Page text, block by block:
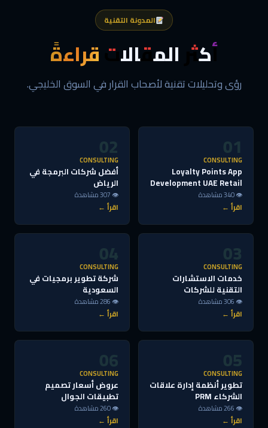
المدونة التقنية
أكثر المقالات قراءةً
رؤى وتحليلات تقنية لأصحاب القرار في السوق الخليجي.
01
CONSULTING
Loyalty Points App
Development UAE Retail
👁 340 مشاهدة
اقرأ ←
02
CONSULTING
أفضل شركات البرمجة في
الرياض
👁 307 مشاهدة
اقرأ ←
03
CONSULTING
خدمات الاستشارات
التقنية للشركات
👁 306 مشاهدة
اقرأ ←
04
CONSULTING
شركة تطوير برمجيات في
السعودية
👁 286 مشاهدة
اقرأ ←
05
CONSULTING
تطوير أنظمة إدارة علاقات
الشركاء PRM
👁 266 مشاهدة
اقرأ ←
06
CONSULTING
عروض أسعار تصميم
تطبيقات الجوال
👁 260 مشاهدة
اقرأ ←